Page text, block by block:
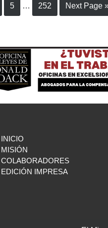
5 … 252 Next Page
INICIO
MISIÓN
COLABORADORES
EDICIÓN IMPRESA